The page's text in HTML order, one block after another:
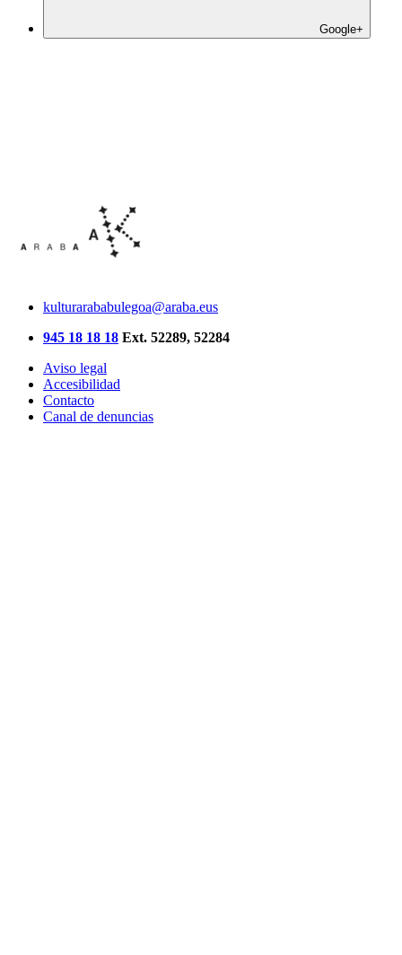
Google+
kulturarababulegoa@araba.eus
945 18 18 18 Ext. 52289, 52284
Aviso legal
Accesibilidad
Contacto
Canal de denuncias